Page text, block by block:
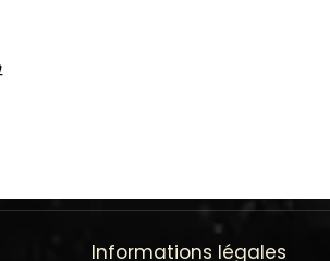
Informations légales